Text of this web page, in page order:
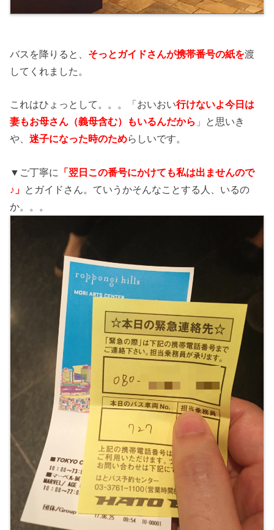
バスを降りると、 そっとガイドさんが携帯番号の紙を渡
してくれました。
これはひょっとして。。。「おいおい行けないよ今日は
妻もお母さん（義母含む）もいるんだから 」と思いき
や、迷子になった時のためらしいです。
▼ご丁寧に
「翌日この番号にかけても私は出ませんので
♪」 とガイドさん。ていうかそんなことする人、いるの
か。。。